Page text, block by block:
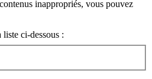
inappropriés, vous pouvez
ci-dessous :